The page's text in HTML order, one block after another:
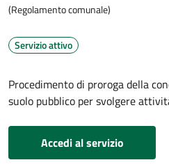
(Regolamento comunale)
Servizio attivo
Procedimento di proroga della
suolo pubblico per svolgere
Accedi al servizio